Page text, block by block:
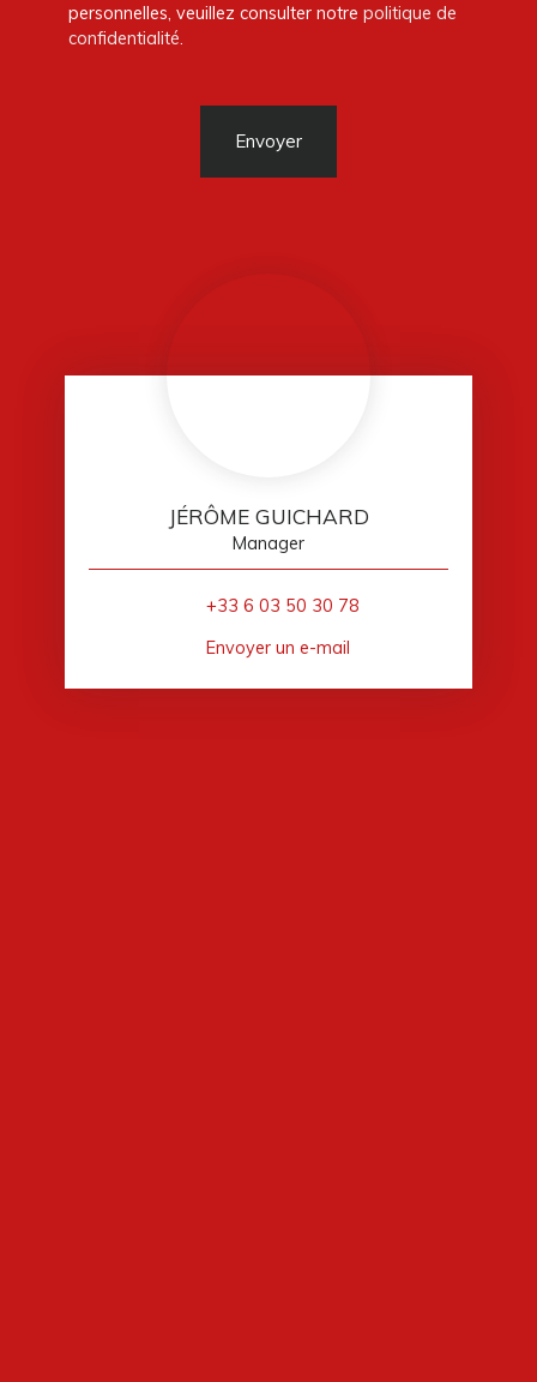
personnelles, veuillez consulter notre politique de
confidentialité.
Envoyer
JÉRÔME GUICHARD
Manager
+33 6 03 50 30 78
Envoyer un e-mail